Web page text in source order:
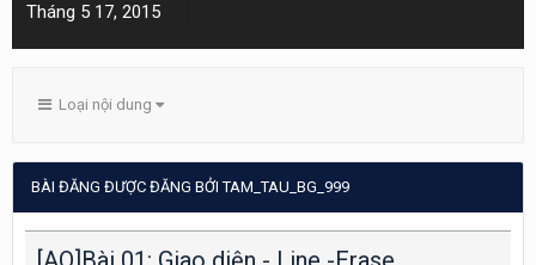
Tháng 5 17, 2015
Loại nội dung
BÀI ĐĂNG ĐƯỢC ĐĂNG BỞI TAM_TAU_BG_999